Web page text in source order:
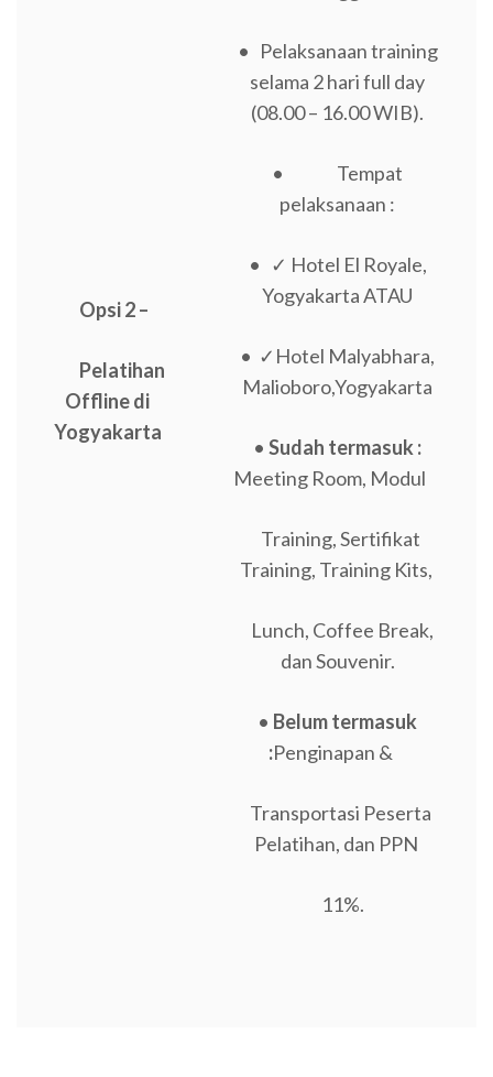
Opsi 2 –
Pelatihan
Offline di
Yogyakarta
• Pelaksanaan training
selama 2 hari full day
(08.00 – 16.00 WIB).
• Tempat
pelaksanaan :
• ✓ Hotel El Royale,
Yogyakarta ATAU
• ✓Hotel Malyabhara,
Malioboro,Yogyakarta
• Sudah termasuk :
Meeting Room, Modul
Training, Sertifikat
Training, Training Kits,
Lunch, Coffee Break,
dan Souvenir.
• Belum termasuk
:Penginapan &
Transportasi Peserta
Pelatihan, dan PPN
11%.